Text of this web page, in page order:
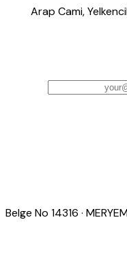
Arap Cami,
Belge No 14316 ·